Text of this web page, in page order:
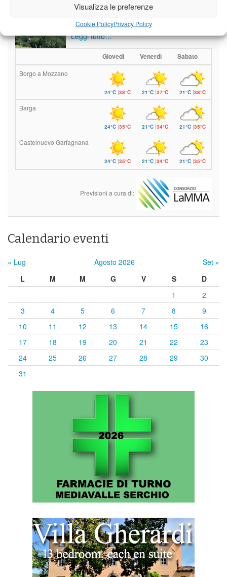
Visualizza le preferenze
Cookie PolicyPrivacy Policy
Sole e temperature ancora ben
al di sopra delle medie stagionali
Leggi tutto…
Giovedì Venerdì Sabato
Borgo a Mozzano
24°C |38°C 21°C |37°C 21°C |38°C
Barga
24°C |35°C 21°C |34°C 21°C |35°C
Castelnuovo Garfagnana
24°C |35°C 21°C |34°C 21°C |35°C
Previsioni a cura di:
Calendario eventi
« Lug Agosto 2026
Set »
L
M M G V S
D
1
2
3
4 5 6 7 8
9
10
11 12 13 14 15
16
17
18 19 20 21 22
23
24
25 26 27 28 29
30
31